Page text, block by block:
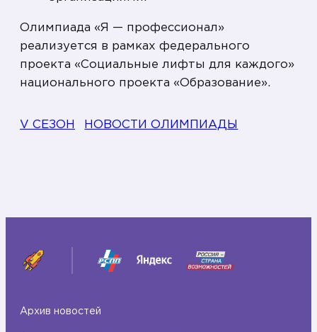
Олимпиада «Я — профессионал»
реализуется в рамках федерального
проекта «Социальные лифты для каждого»
национального проекта «Образование».
V СЕЗОН НОВОСТИ ОЛИМПИАДЫ
Архив новостей